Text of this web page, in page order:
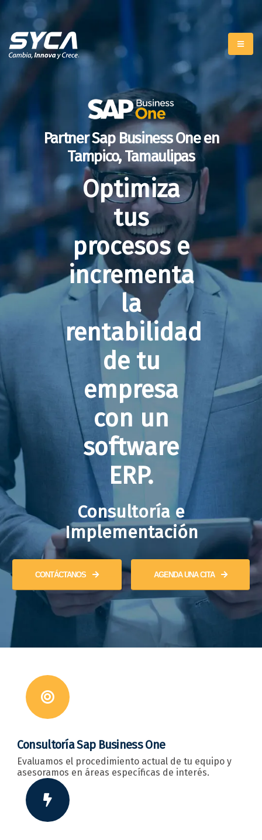
Partner Sap Business One en
Tampico, Tamaulipas
Optimiza
tus
procesos e
incrementa
la
rentabilidad
de tu
empresa
con un
software
ERP.
Consultoría e
Implementación
CONTÁCTANOS AGENDA UNA CITA
Consultoría Sap Business One
Evaluamos el procedimiento actual de tu equipo y
asesoramos en áreas específicas de interés.